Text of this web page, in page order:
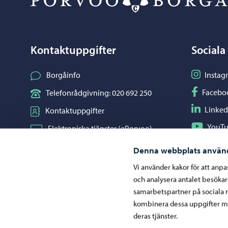
Denna webbplats
Vi använder kakor för att
och analysera antalet
samarbetspartner på sociala
kombinera dessa uppgifter
deras tjänster.
Kontaktuppgifter
Borgåinfo
Telefonrådgivning: 020 692 250
Kontaktuppgifter
Elektroniska tjänster (ePorvoo)
Kartor och lägesinformation
Följ på
Följ på
Följ på
Följ på